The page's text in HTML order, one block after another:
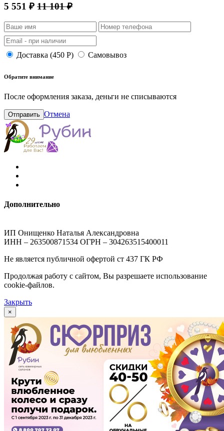
5 551 ₽ 11 101 ₽
Доставка (450 Р) Самовывоз
Обратите внимание
После оформления заказа, деньги не списываются
Отправить Отмена
Дополнительно
ИП Онищенко Наталья Александровна
ИНН – 263500871534 ОГРН – 304263515400011
Не является публичной офертой ст 437 ГК РФ
Продолжая работу с сайтом, Вы разрешаете использование
cookie-файлов.
Закрыть
×